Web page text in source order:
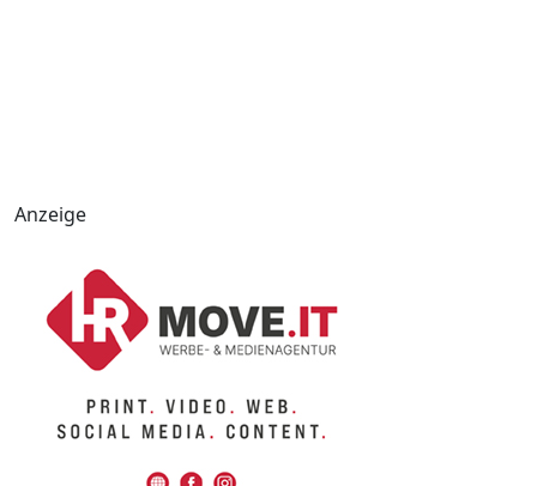
Anzeige